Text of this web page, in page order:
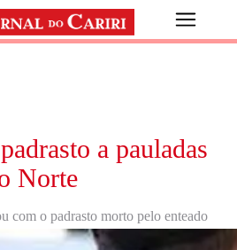
a pauladas
Norte
com o padrasto morto pelo enteado